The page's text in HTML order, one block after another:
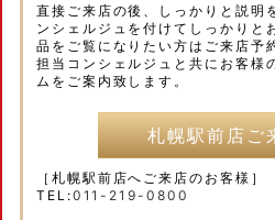
直接ご来店の後、しっかりと説明
ンシェルジュを付けてしっかりと
品をご覧になりたい方はご来店予
担当コンシェルジュと共にお客様
ムをご案内致します。
札幌駅前店ご
［札幌駅前店へご来店のお客様］
TEL:011-219-0800